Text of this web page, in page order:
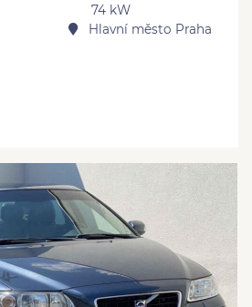
74 kW
Hlavní město Praha